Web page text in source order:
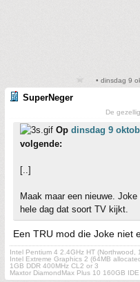
• dinsdag 9
SuperNeger
De
Op dinsdag 9
volgende:
[..]
Maak maar een nieuwe.
hele dag dat soort TV kijkt.
Een TRU mod die Joke niet
Intel Pentium 4 2.4GHz HT
Intel Extreme Graphics 2 (64MB
1GB DDR 400MHz CL2 or 3
Maxtor DiamondMax Plus 10 160GB IDE